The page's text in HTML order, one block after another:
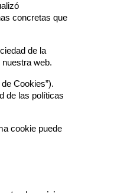
concretas que
de la
web.
Cookies”).
de las políticas
cookie puede